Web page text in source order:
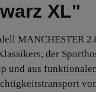
XL"
MANCHESTER
der
und aus